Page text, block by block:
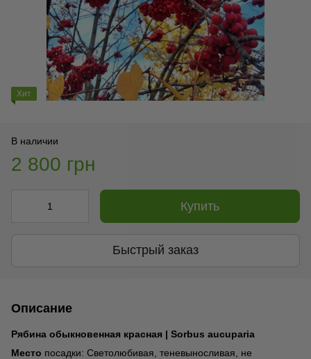
Хит
В наличии
2 800 грн
Купить
Быстрый заказ
Описание
Рябина обыкновенная красная | Sorbus aucuparia
Место посадки: Светолюбивая, теневыносливая, не